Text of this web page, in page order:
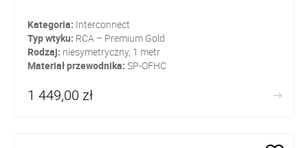
Kategoria: Interconnect
Typ wtyku: RCA – Premium Gold
Rodzaj: niesymetryczny, 1 metr
Materiał przewodnika: SP-OFHC
1 449,00 zł